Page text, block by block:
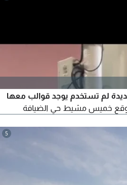
حقن 480 طن جديدة لم تستخدم يوجد قوالب معها
خميس مشيط حي الضيافة
5